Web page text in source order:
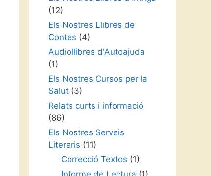
(12)
Els Nostres Llibres de
Contes (4)
Audiollibres d'Autoajuda
(1)
Els Nostres Cursos per la
Salut (3)
Relats curts i informació
(86)
Els Nostres Serveis
Literaris (11)
Correcció Textos (1)
Informe de Lectura (1)